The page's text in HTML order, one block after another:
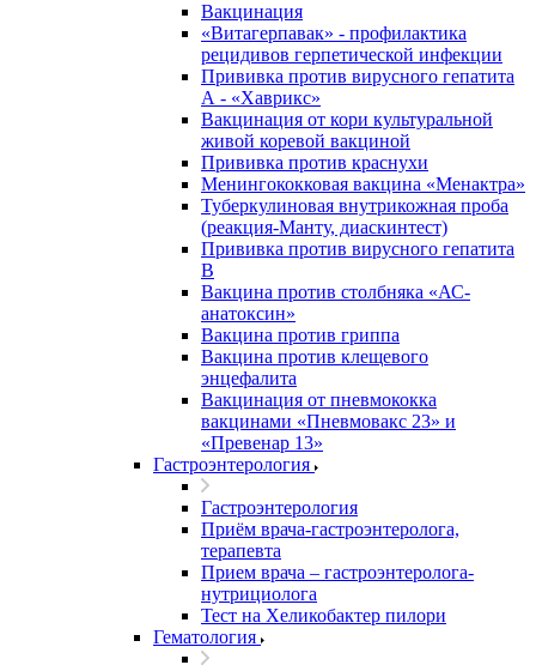
Вакцинация
«Витагерпавак» - профилактика
рецидивов герпетической инфекции
Прививка против вирусного гепатита
А - «Хаврикс»
Вакцинация от кори культуральной
живой коревой вакциной
Прививка против краснухи
Менингококковая вакцина «Менактра»
Туберкулиновая внутрикожная проба
(реакция-Манту, диаскинтест)
Прививка против вирусного гепатита
В
Вакцина против столбняка «АС-
анатоксин»
Вакцина против гриппа
Вакцина против клещевого
энцефалита
Вакцинация от пневмококка
вакцинами «Пневмовакс 23» и
«Превенар 13»
Гастроэнтерология
Гастроэнтерология
Приём врача-гастроэнтеролога,
терапевта
Прием врача – гастроэнтеролога-
нутрициолога
Тест на Хеликобактер пилори
Гематология